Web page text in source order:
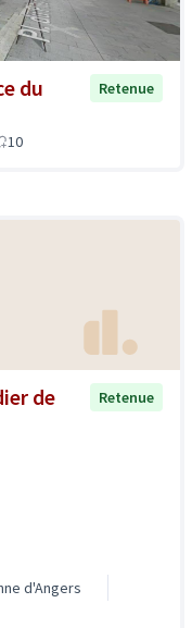
du
Retenue
10
de
Retenue
d'Angers